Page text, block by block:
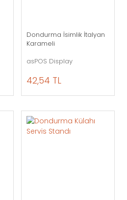
Dondurma İsimlik İtalyan
Karameli
asPOS Display
42,54 TL